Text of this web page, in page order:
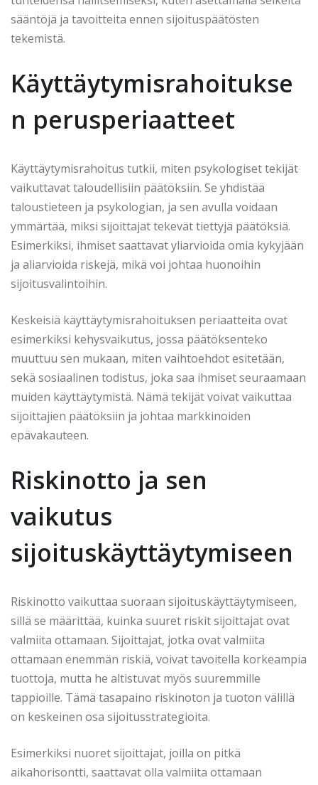
sääntöjä ja tavoitteita ennen sijoituspäätösten
tekemistä.
Käyttäytymisrahoitukse
n perusperiaatteet
Käyttäytymisrahoitus tutkii, miten psykologiset tekijät
vaikuttavat taloudellisiin päätöksiin. Se yhdistää
taloustieteen ja psykologian, ja sen avulla voidaan
ymmärtää, miksi sijoittajat tekevät tiettyjä päätöksiä.
Esimerkiksi, ihmiset saattavat yliarvioida omia kykyjään
ja aliarvioida riskejä, mikä voi johtaa huonoihin
sijoitusvalintoihin.
Keskeisiä käyttäytymisrahoituksen periaatteita ovat
esimerkiksi kehysvaikutus, jossa päätöksenteko
muuttuu sen mukaan, miten vaihtoehdot esitetään,
sekä sosiaalinen todistus, joka saa ihmiset seuraamaan
muiden käyttäytymistä. Nämä tekijät voivat vaikuttaa
sijoittajien päätöksiin ja johtaa markkinoiden
epävakauteen.
Riskinotto ja sen
vaikutus
sijoituskäyttäytymiseen
Riskinotto vaikuttaa suoraan sijoituskäyttäytymiseen,
sillä se määrittää, kuinka suuret riskit sijoittajat ovat
valmiita ottamaan. Sijoittajat, jotka ovat valmiita
ottamaan enemmän riskiä, voivat tavoitella korkeampia
tuottoja, mutta he altistuvat myös suuremmille
tappioille. Tämä tasapaino riskinoton ja tuoton välillä
on keskeinen osa sijoitusstrategioita.
Esimerkiksi nuoret sijoittajat, joilla on pitkä
aikahorisontti, saattavat olla valmiita ottamaan